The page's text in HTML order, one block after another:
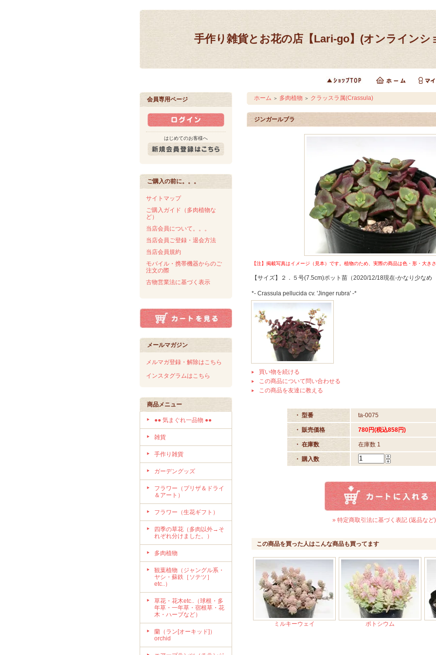
手作り雑貨とお花の店【Lari-go】(オンラインシ
会員専用ページ
はじめてのお客様へ
ご購入の前に。。。
サイトマップ
ご購入ガイド（多肉植物な
ど）
当店会員について。。。
当店会員ご登録・退会方法
当店会員規約
モバイル・携帯機器からのご
注文の際
古物営業法に基づく表示
メールマガジン
メルマガ登録・解除はこちら
インスタグラムはこちら
商品メニュー
●● 気まぐれ一品物 ●●
雑貨
手作り雑貨
ガーデングッズ
フラワー（プリザ＆ドライ
＆アート）
フラワー（生花ギフト）
四季の草花（多肉以外→そ
れぞれ分けました。）
多肉植物
観葉植物（ジャングル系・
ヤシ・蘇鉄［ソテツ］
etc..）
草花・花木etc..（球根・多
年草・一年草・宿根草・花
木・ハーブなど）
蘭（ラン[オーキッド]）
orchid
ホーム ＞ 多肉植物 ＞ クラッスラ属(Crassula)
ジンガールブラ
【注】掲載写真はイメージ（見本）です。植物のため、実際の商品は色・形・大き
【サイズ】２．５号(7.5cm)ポット苗（2020/12/18現在-かなり少なめ
*- Crassula pellucida cv. 'Jinger rubra' -*
買い物を続ける
この商品について問い合わせる
この商品を友達に教える
・ 型番 ta-0075
・ 販売価格 780円(税込858円)
・ 在庫数 在庫数 1
・ 購入数
» 特定商取引法に基づく表記 (返品など)
この商品を買った人はこんな商品も買ってます
ミルキーウェイ ポトシウム